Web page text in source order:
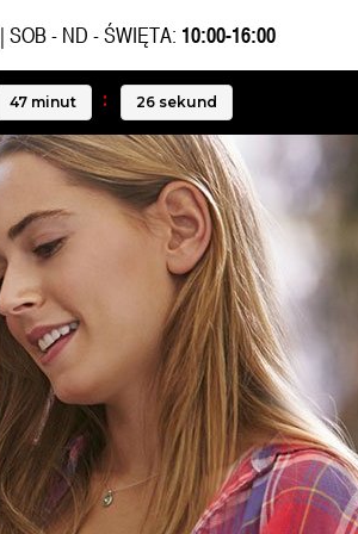
| SOB - ND - ŚWIĘTA: 10:00-16:00
47 minut 25 sekund